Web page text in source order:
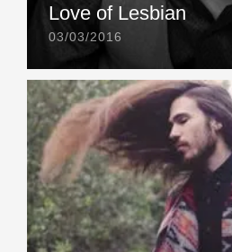
Love of Lesbian
03/03/2016